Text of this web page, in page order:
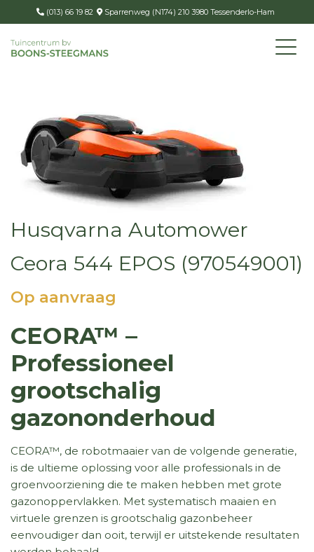
(013) 66 19 82 Sparrenweg (N174) 210 3980 Tessenderlo-Ham
Husqvarna Automower
Ceora 544 EPOS (970549001)
Op aanvraag
CEORA™ –
Professioneel
grootschalig
gazononderhoud
CEORA™, de robotmaaier van de volgende generatie,
is de ultieme oplossing voor alle professionals in de
groenvoorziening die te maken hebben met grote
gazonoppervlakken. Met systematisch maaien en
virtuele grenzen is grootschalig gazonbeheer
eenvoudiger dan ooit, terwijl er uitstekende resultaten